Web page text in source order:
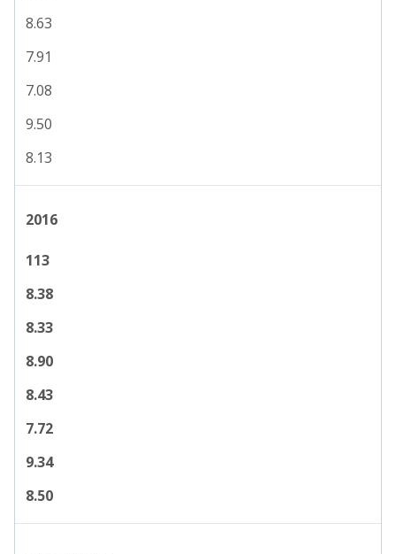
8.63
7.91
7.08
9.50
8.13
2016
113
8.38
8.33
8.90
8.43
7.72
9.34
8.50